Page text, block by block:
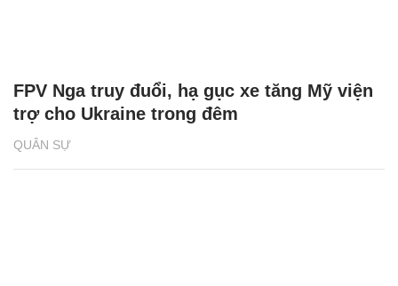
QUÂN SỰ
FPV Nga truy đuổi, hạ gục xe tăng Mỹ viện
trợ cho Ukraine trong đêm